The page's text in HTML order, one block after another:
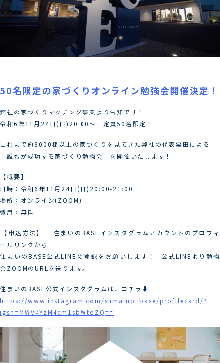
50名限定の家づくりオンライン勉強会開催決定！
弊社の家づくりマッチング事業より告知です！
令和6年11月24日(日)20:00〜 定員50名限定！ ⁡
これまで約3000棟以上の家づくりを見てきた弊社の代表粟田による
「誰もが成功する家づくり勉強会」を開催いたします！
【概要】
日時：令和6年11月24日(日)20:00-21:00
場所：オンライン(ZOOM) ⁡
費用：無料
︎【申込方法】 住まいのBASEインスタグラムアカウントのプロフィ
ールリンクから
住まいのBASE公式LINEの登録をお願いします！ ⁡ 公式LINEより勉強
会ZOOMのURLを送ります。
住まいのBASE公式インスタグラムは、コチラ⬇︎
https://www.instagram.com/sumaino_base/profilecard/?
igsh=MWVkYzM4cm1sbWtoZQ==